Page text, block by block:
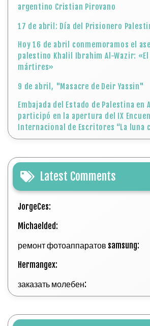
argentino Cristian Pirovano
17 de abril: Día del Prisionero
Hoy 16 de abril conmemoramos el
palestino Khalil Ibrahim Al-Wazir:
mártires»
9 de abril, "Masacre de Deir Yassin"
Embajada del Estado de Palestina en
participó en la apertura del IX
Internacional de Escritores “La luna
Latest Comments
JorgeCes:
Michaelded:
ремонт фотоаппаратов samsung:
Hermangex:
заказать молебен: